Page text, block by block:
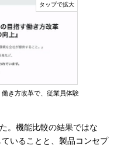
き方改革で、従業員体験
。機能比較の結果ではな
いることと、製品コンセプ